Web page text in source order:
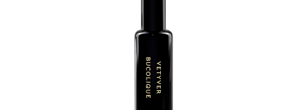
Подробнее
В корзину